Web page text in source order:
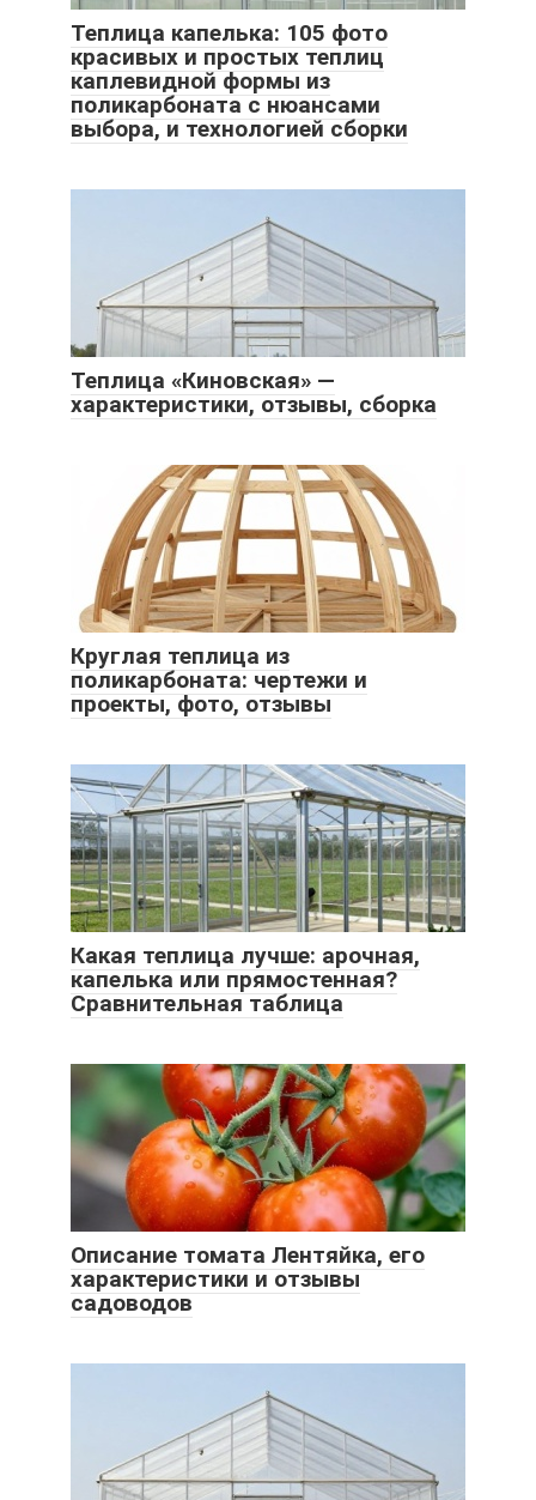
Теплица капелька: 105 фото
красивых и простых теплиц
каплевидной формы из
поликарбоната с нюансами
выбора, и технологией сборки
Теплица «Киновская» —
характеристики, отзывы, сборка
Круглая теплица из
поликарбоната: чертежи и
проекты, фото, отзывы
Какая теплица лучше: арочная,
капелька или прямостенная?
Сравнительная таблица
Описание томата Лентяйка, его
характеристики и отзывы
садоводов